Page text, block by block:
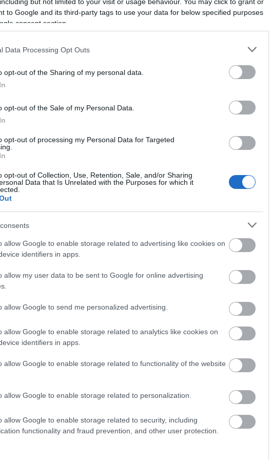
to Google and its third-party tags to use your data for below specified purposes
consent section.
Data Processing Opt Outs
opt-out of the Sharing of my personal data.
opt-out of the Sale of my Personal Data.
opt-out of processing my Personal Data for Targeted
opt-out of Collection, Use, Retention, Sale, and/or Sharing
Data that Is Unrelated with the Purposes for which it
allow Google to enable storage related to advertising like cookies on
identifiers in apps.
allow my user data to be sent to Google for online advertising
allow Google to send me personalized advertising.
allow Google to enable storage related to analytics like cookies on
identifiers in apps.
allow Google to enable storage related to functionality of the website
allow Google to enable storage related to personalization.
allow Google to enable storage related to security, including
functionality and fraud prevention, and other user protection.
τυχόν νεότερες ανακοινώσεις.
Αγγλικών σε μόνο 2 ημέρες στα χέρια σας
η πιο Εύκολη Πιστοποίηση Υπολογιστών σε 2
όλες τις σημαντικές ειδήσεις.
proson.gr στα αποτελέσματα αναζήτησης της Google
Ειδήσεις
γραπτός διαγωνισμός - Μόνιμοι στο υπουργείο
μισθός: Σενάριο για αύξηση στα 1.000 ευρώ από το 2027
315 μόνιμοι στο Δημόσιο - Στις 1.102 οι αιτήσεις